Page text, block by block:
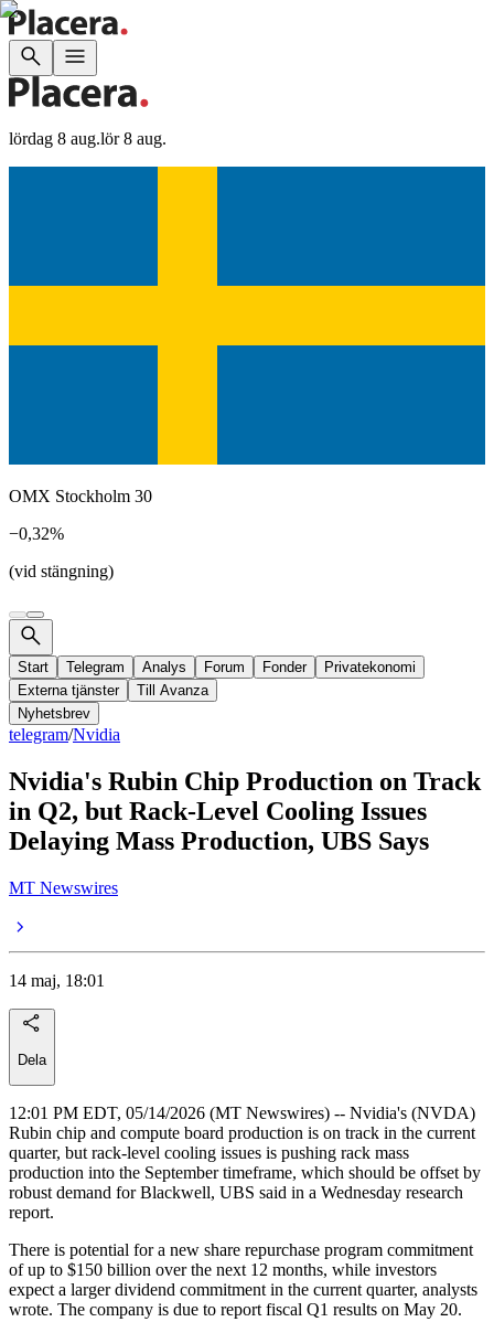
lördag 8 aug.lör 8 aug.
OMX Stockholm 30
−0,32%
(vid stängning)
Start Telegram Analys Forum Fonder
Privatekonomi
Externa tjänster
Till Avanza
Nyhetsbrev
telegram/Nvidia
Nvidia's Rubin Chip Production on Track
in Q2, but Rack-Level Cooling Issues
Delaying Mass Production, UBS Says
MT Newswires
14 maj, 18:01
Dela
12:01 PM EDT, 05/14/2026 (MT Newswires) -- Nvidia's (NVDA)
Rubin chip and compute board production is on track in the current
quarter, but rack-level cooling issues is pushing rack mass
production into the September timeframe, which should be offset by
robust demand for Blackwell, UBS said in a Wednesday research
report.
There is potential for a new share repurchase program commitment
of up to $150 billion over the next 12 months, while investors
expect a larger dividend commitment in the current quarter, analysts
wrote. The company is due to report fiscal Q1 results on May 20.